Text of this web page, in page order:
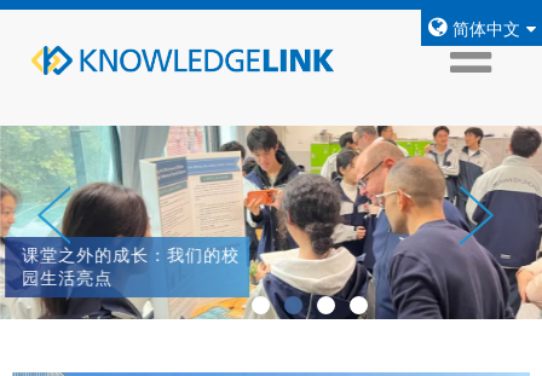
简体中文
课堂之外的成长：我们的校
园生活亮点